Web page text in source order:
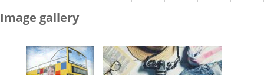
una
aplicación
externa.
una
aplicación
externa.
una
aplicación
externa.
Image gallery